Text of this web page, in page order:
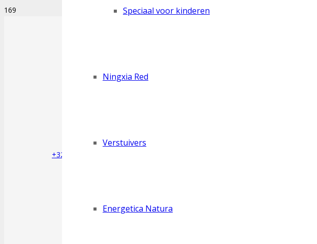
+32 (0) 498 29 53 39
Speciaal voor kinderen
Ningxia Red
Verstuivers
Energetica Natura